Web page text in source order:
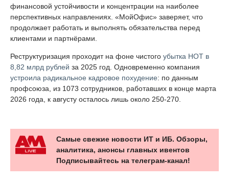
финансовой устойчивости и концентрации на наиболее
перспективных направлениях. «МойОфис» заверяет, что
продолжает работать и выполнять обязательства перед
клиентами и партнёрами.
Реструктуризация проходит на фоне чистого убытка НОТ в
8,82 млрд рублей за 2025 год. Одновременно компания
устроила радикальное кадровое похудение: по данным
профсоюза, из 1073 сотрудников, работавших в конце марта
2026 года, к августу осталось лишь около 250-270.
Самые свежие новости ИТ и ИБ. Обзоры,
аналитика, анонсы главных ивентов
Подписывайтесь на телеграм-канал!